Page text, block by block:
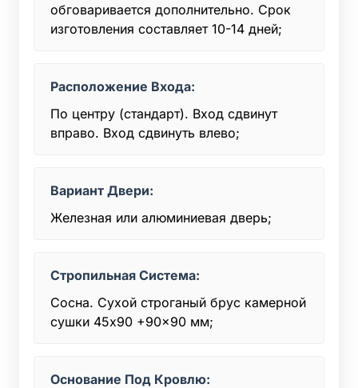
обговаривается дополнительно. Срок
изготовления составляет 10-14 дней;
Расположение Входа:
По центру (стандарт). Вход сдвинут
вправо. Вход сдвинуть влево;
Вариант Двери:
Железная или алюминиевая дверь;
Стропильная Система:
Сосна. Сухой строганый брус камерной
сушки 45x90 +90x90 мм;
Основание Под Кровлю: